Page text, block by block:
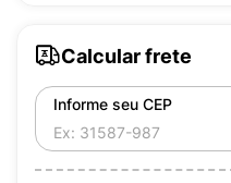
Calcular frete
Informe seu CEP